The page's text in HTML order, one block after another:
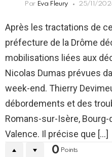
Par Eva Fleury 25/11/
Après les tractations de
préfecture de la Drôme
mobilisations liées aux
Nicolas Dumas prévues
week-end. Thierry
débordements et des
Romans-sur-Isère,
Valence. Il précise que [...]
0Points